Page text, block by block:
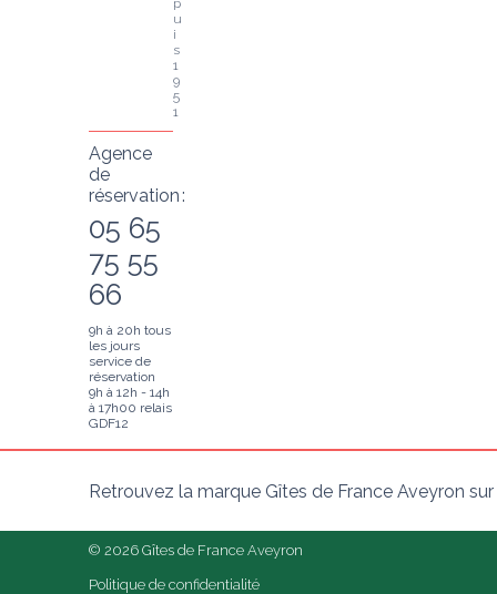
p
u
i
s
1
9
5
1
Agence
de
réservation :
05 65
75 55
66
9h à 20h tous
les jours
service de
réservation
9h à 12h - 14h
à 17h00 relais
GDF12
Retrouvez la marque Gîtes de France Aveyron
© 2026 Gîtes de France Aveyron
Politique de confidentialité